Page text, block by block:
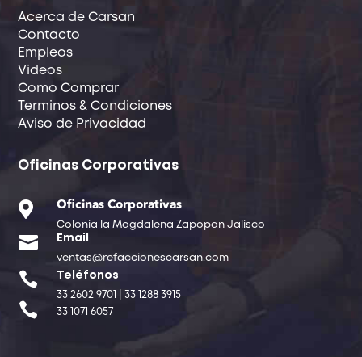
Acerca de Carsan
Contacto
Empleos
Videos
Como Comprar
Terminos & Condiciones
Aviso de Privacidad
Oficinas Corporativas
 Oficinas Corporativas
Colonia la Magdalena Zapopan Jalisco
 Email
ventas@refaccionescarsan.com
 Teléfonos
33 2602 9701 | 33 1288 3915
 33 1071 6057